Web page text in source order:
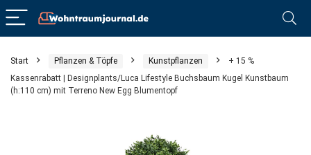
Start Pflanzen & Töpfe Kunstpflanzen
+ 15 %
Kassenrabatt | Designplants/Luca Lifestyle Buchsbaum Kugel Kunstbaum
(h:110 cm) mit Terreno New Egg Blumentopf